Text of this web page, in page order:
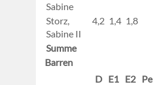
Sabine
Storz,
Sabine II
4,2 1,4 1,8
Summe
Barren
D E1 E2 Pe